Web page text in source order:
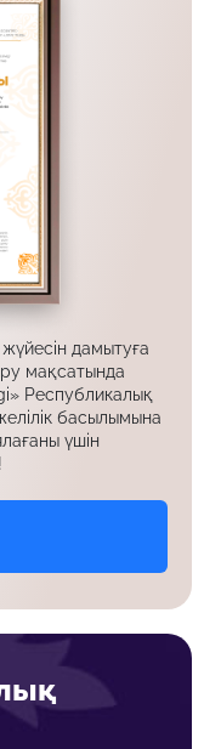
дамытуға
мақсатында
Республикалық
басылымына
үшін